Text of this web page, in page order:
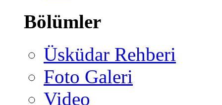
Bölümler
Üsküdar Rehberi
Foto Galeri
Video